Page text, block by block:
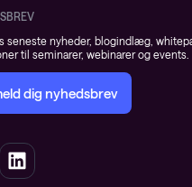
seneste nyheder, blogindlæg,
til seminarer, webinarer og events.
dig nyhedsbrev